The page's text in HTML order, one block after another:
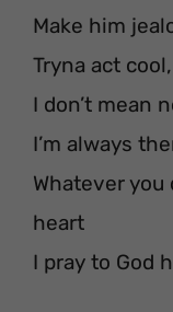
Make him
Tryna act
I don’t mean
I’m always
Whatever you
heart
I pray to God